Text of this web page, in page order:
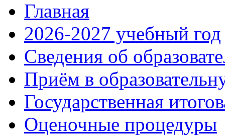
Главная
2026-2027 учебный год
Сведения об
Приём в
Государственная
Оценочные процедуры